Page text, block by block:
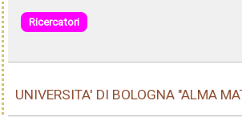
Ricercatori
UNIVERSITA' DI BOLOGNA "ALMA